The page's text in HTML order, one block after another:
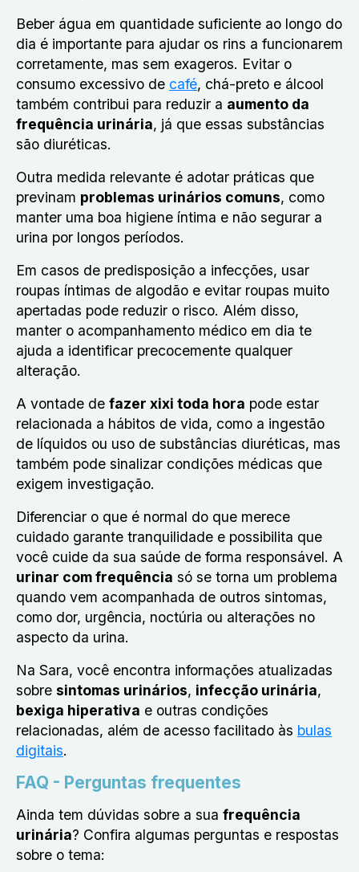
Beber água em quantidade suficiente ao longo do
dia é importante para ajudar os rins a funcionarem
corretamente, mas sem exageros. Evitar o
consumo excessivo de café, chá-preto e álcool
também contribui para reduzir a aumento da
frequência urinária, já que essas substâncias
são diuréticas.
Outra medida relevante é adotar práticas que
previnam problemas urinários comuns, como
manter uma boa higiene íntima e não segurar a
urina por longos períodos.
Em casos de predisposição a infecções, usar
roupas íntimas de algodão e evitar roupas muito
apertadas pode reduzir o risco. Além disso,
manter o acompanhamento médico em dia te
ajuda a identificar precocemente qualquer
alteração.
A vontade de fazer xixi toda hora pode estar
relacionada a hábitos de vida, como a ingestão
de líquidos ou uso de substâncias diuréticas, mas
também pode sinalizar condições médicas que
exigem investigação.
Diferenciar o que é normal do que merece
cuidado garante tranquilidade e possibilita que
você cuide da sua saúde de forma responsável. A
urinar com frequência só se torna um problema
quando vem acompanhada de outros sintomas,
como dor, urgência, noctúria ou alterações no
aspecto da urina.
Na Sara, você encontra informações atualizadas
sobre sintomas urinários, infecção urinária,
bexiga hiperativa e outras condições
relacionadas, além de acesso facilitado às bulas
digitais.
FAQ - Perguntas frequentes
Ainda tem dúvidas sobre a sua frequência
urinária? Confira algumas perguntas e respostas
sobre o tema: